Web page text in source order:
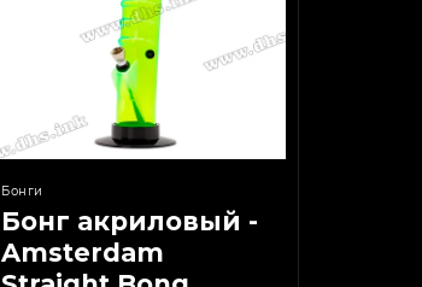
Бонги
Бонг акриловый -
Amsterdam